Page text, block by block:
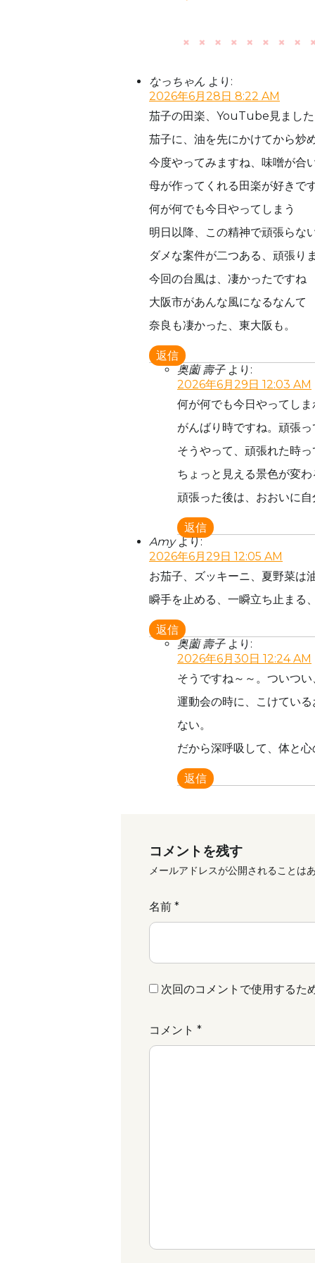
なっちゃん より:
2026年6月28日 8:22 AM
茄子の田楽、YouTube見まし
茄子に、油を先にかけてから炒
今度やってみますね、味噌が合
母が作ってくれる田楽が好きで
何が何でも今日やってしまう
明日以降、この精神で頑張らな
ダメな案件が二つある、頑張り
今回の台風は、凄かったですね
大阪市があんな風になるなんて
奈良も凄かった、東大阪も。
返信
奥薗 壽子 より:
2026年6月29日 12:03 AM
何が何でも今日やってし
がんばり時ですね。頑張
そうやって、頑張れた時
ちょっと見える景色が変
頑張った後は、おおいに
返信
Amy より:
2026年6月29日 12:05 AM
お茄子、ズッキーニ、夏野菜は
瞬手を止める、一瞬立ち止まる
返信
奥薗 壽子 より:
2026年6月30日 12:24 AM
そうですね～～。ついつ
運動会の時に、こけてい
ない。
だから深呼吸して、体と
返信
コメントを残す
メールアドレスが公開されることは
名前 *
次回のコメントで使用するた
コメント *